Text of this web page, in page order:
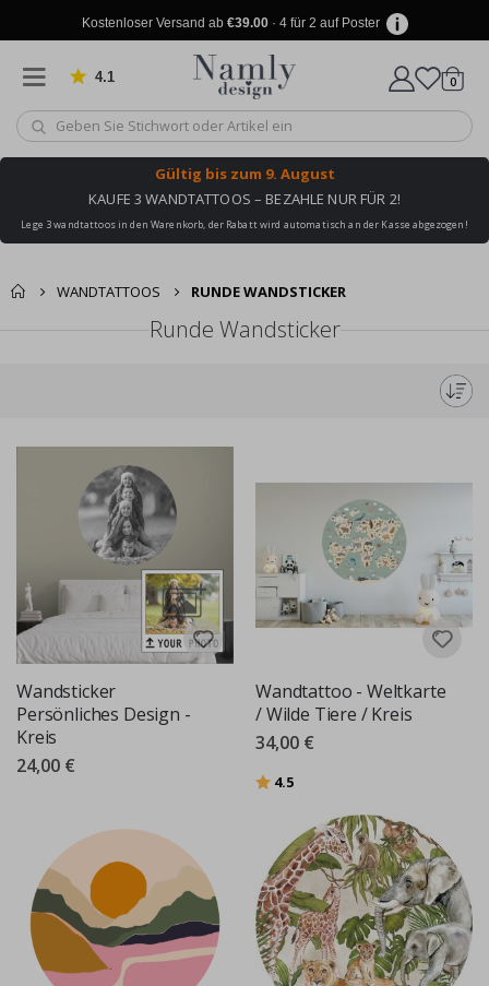
Kostenloser Versand ab €39.00· 4 für 2 auf Poster
4.1 von 1025 Bewertungen
Wagen
0
Gültig bis zum 9. August
KAUFE 3 WANDTATTOOS – BEZAHLE NUR FÜR 2!
Lege 3 wandtattoos in den Warenkorb, der Rabatt wird automatisch an der Kasse abgezogen!
WANDTATTOOS RUNDE WANDSTICKER
Runde Wandsticker
Wandsticker
Persönliches Design -
Kreis
24,00 €
Wandtattoo - Weltkarte
/ Wilde Tiere / Kreis
34,00 €
Bewertung:
4.5